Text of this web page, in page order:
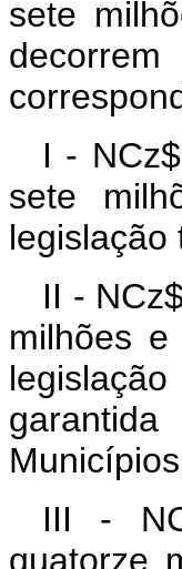
sete
I -
sete
legislação
II -
milhões
III -
quatorze